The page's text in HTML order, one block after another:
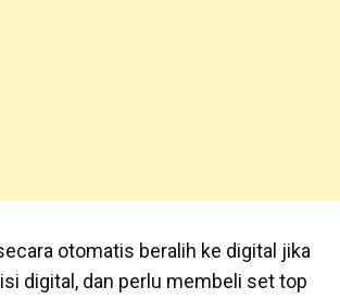
otomatis beralih ke digital jika
digital, dan perlu membeli set top